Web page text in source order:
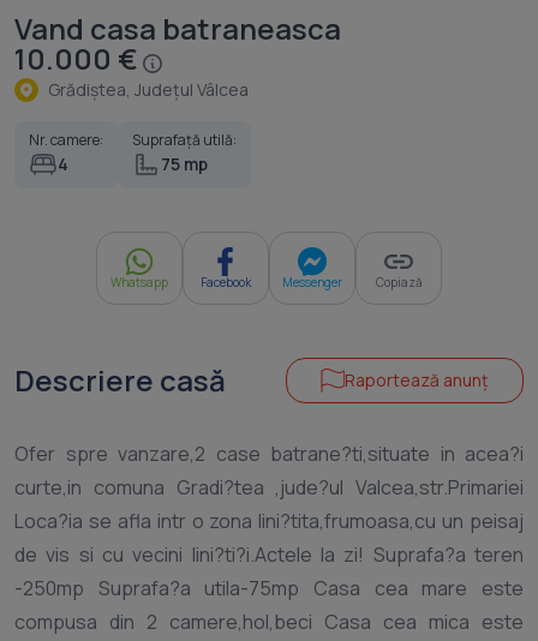
Vand casa batraneasca
10.000 €
Grădiştea, Judeţul Vâlcea
Nr. camere:
4
Suprafață utilă:
75 mp
Whatsapp Facebook Messenger Copiază
Descriere casă Raportează anunț
Ofer spre vanzare,2 case batrane?ti,situate in acea?i
curte,in comuna Gradi?tea ,jude?ul Valcea,str.Primariei
Loca?ia se afla intr o zona lini?tita,frumoasa,cu un peisaj
de vis si cu vecini lini?ti?i.Actele la zi! Suprafa?a teren
-250mp Suprafa?a utila-75mp Casa cea mare este
compusa din 2 camere,hol,beci Casa cea mica este